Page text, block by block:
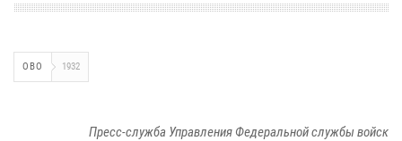
ОВО 1932
Пресс-служба Управления Федеральной службы войск